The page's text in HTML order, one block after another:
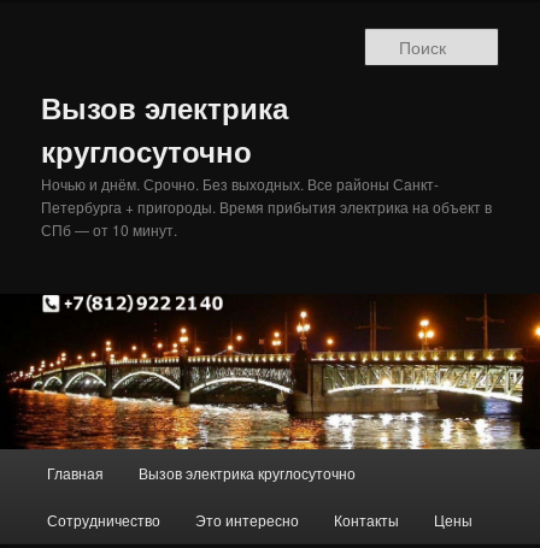
Вызов электрика
круглосуточно
Ночью и днём. Срочно. Без выходных. Все районы Санкт-
Петербурга + пригороды. Время прибытия электрика на объект в
СПб — от 10 минут.
Главная Вызов электрика круглосуточно
Сотрудничество Это интересно Контакты Цены